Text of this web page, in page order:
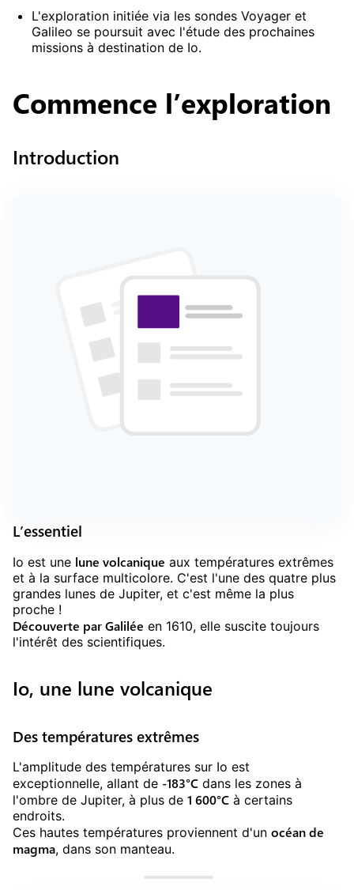
L'exploration initiée via les sondes Voyager et
Galileo se poursuit avec l'étude des prochaines
missions à destination de Io.
Commence l’exploration
Introduction
L’essentiel
Io est une lune volcanique aux températures extrêmes
et à la surface multicolore. C'est l'une des quatre plus
grandes lunes de Jupiter, et c'est même la plus
proche !
Découverte par Galilée en 1610, elle suscite toujours
l'intérêt des scientifiques.
Io, une lune volcanique
Des températures extrêmes
L'amplitude des températures sur Io est
exceptionnelle, allant de -183°C dans les zones à
l'ombre de Jupiter, à plus de 1 600°C à certains
endroits.
Ces hautes températures proviennent d'un océan de
magma, dans son manteau.